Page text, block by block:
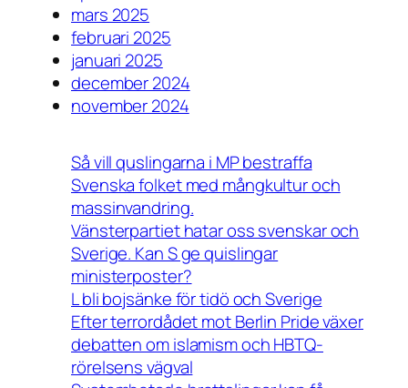
mars 2025
februari 2025
januari 2025
december 2024
november 2024
Så vill quslingarna i MP bestraffa
Svenska folket med mångkultur och
massinvandring.
Vänsterpartiet hatar oss svenskar och
Sverige. Kan S ge quislingar
ministerposter?
L bli bojsänke för tidö och Sverige
Efter terrordådet mot Berlin Pride växer
debatten om islamism och HBTQ-
rörelsens vägval